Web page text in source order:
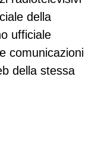
della
ufficiale
comunicazioni
della stessa